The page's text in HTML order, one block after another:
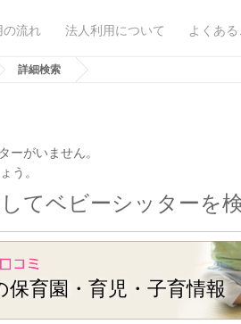
の流れ 法人利用について よくあ
詳細検索
ーがいません。
う。
てベビーシッターを
保育園・育児・子育情報